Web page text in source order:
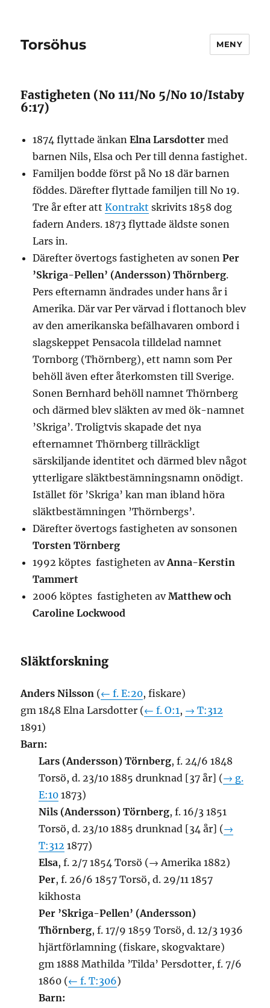
Torsöhus MENY
Fastigheten (No 111/No 5/No 10/Istaby
6:17)
1874 flyttade änkanElna Larsdotter med
barnen Nils, Elsa och Per till denna fastighet.
Familjen bodde först på No 18 där barnen
föddes. Därefter flyttade familjen till No 19.
Tre år efter attKontrakt skrivits 1858 dog
fadern Anders. 1873 flyttade äldste sonen
Lars in.
Därefter övertogs fastigheten av sonenPer
’Skriga-Pellen’ (Andersson) Thörnberg.
Pers efternamn ändrades under hans år i
Amerika. Där var Per värvad i flottanoch blev
av den amerikanska befälhavaren ombord i
slagskeppet Pensacola tilldelad namnet
Tornborg (Thörnberg), ett namn som Per
behöll även efter återkomsten till Sverige.
Sonen Bernhard behöll namnet Thörnberg
och därmed blev släkten av med ök-namnet
’Skriga’. Troligtvis skapade det nya
efternamnet Thörnberg tillräckligt
särskiljande identitet och därmed blev något
ytterligare släktbestämningsnamn onödigt.
Istället för ’Skriga’ kan man ibland höra
släktbestämningen ’Thörnbergs’.
Därefter övertogs fastigheten av sonsonen
Torsten Törnberg
1992 köptes fastigheten avAnna-Kerstin
Tammert
2006 köptes fastigheten avMatthew och
Caroline Lockwood
Släktforskning
Anders Nilsson (← f. E:20, fiskare)
gm 1848 Elna Larsdotter (← f. O:1, → T:312
1891)
Barn:
Lars (Andersson) Törnberg, f. 24/6 1848
Torsö, d. 23/10 1885 drunknad [37 år] (→ g.
E:10 1873)
Nils (Andersson) Törnberg, f. 16/3 1851
Torsö, d. 23/10 1885 drunknad [34 år] (→
T:312 1877)
Elsa, f. 2/7 1854 Torsö (→ Amerika 1882)
Per, f. 26/6 1857 Torsö, d. 29/11 1857
kikhosta
Per ’Skriga-Pellen’ (Andersson)
Thörnberg, f. 17/9 1859 Torsö, d. 12/3 1936
hjärtförlamning (fiskare, skogvaktare)
gm 1888 Mathilda ’Tilda’ Persdotter, f. 7/6
1860 (← f. T:306)
Barn: